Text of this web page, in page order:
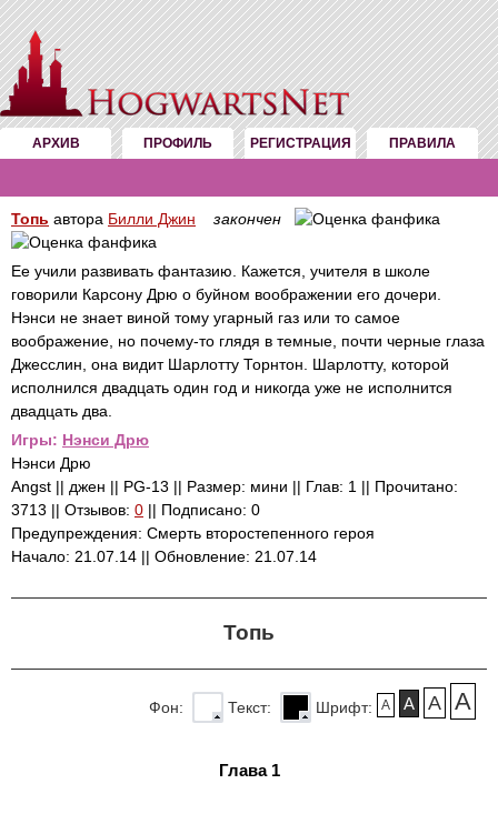
АРХИВ ПРОФИЛЬ РЕГИСТРАЦИЯ ПРАВИЛА
Топь автора Билли Джин закончен
Ее учили развивать фантазию. Кажется, учителя в школе
говорили Карсону Дрю о буйном воображении его дочери.
Нэнси не знает виной тому угарный газ или то самое
воображение, но почему-то глядя в темные, почти черные глаза
Джесслин, она видит Шарлотту Торнтон. Шарлотту, которой
исполнился двадцать один год и никогда уже не исполнится
двадцать два.
Игры: Нэнси Дрю
Нэнси Дрю
Angst || джен || PG-13 || Размер: мини || Глав: 1 || Прочитано:
3713 || Отзывов: 0 || Подписано: 0
Предупреждения: Смерть второстепенного героя
Начало: 21.07.14 || Обновление: 21.07.14
Топь
A A A A
Шрифт:
Текст:
Фон:
Глава 1